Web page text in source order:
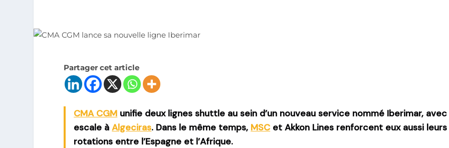
Partager cet article
CMA CGM unifie deux lignes shuttle au sein d’un nouveau service nommé Iberimar, avec
escale àAlgeciras. Dans le même temps, MSC et Akkon Lines renforcent eux aussi leurs
rotations entre l’Espagne et l’Afrique.